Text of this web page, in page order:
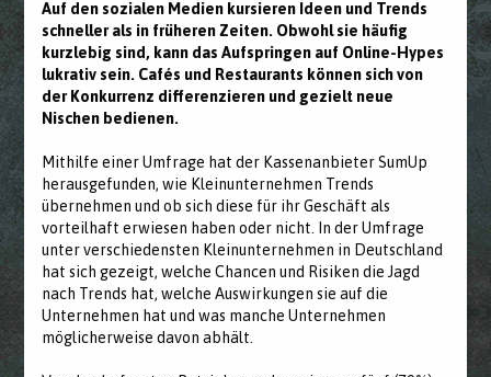
Auf den sozialen Medien kursieren Ideen und Trends
schneller als in früheren Zeiten. Obwohl sie häufig
kurzlebig sind, kann das Aufspringen auf Online-Hypes
lukrativ sein. Cafés und Restaurants können sich von
der Konkurrenz differenzieren und gezielt neue
Nischen bedienen.
Mithilfe einer Umfrage hat der Kassenanbieter SumUp
herausgefunden, wie Kleinunternehmen Trends
übernehmen und ob sich diese für ihr Geschäft als
vorteilhaft erwiesen haben oder nicht. In der Umfrage
unter verschiedensten Kleinunternehmen in Deutschland
hat sich gezeigt, welche Chancen und Risiken die Jagd
nach Trends hat, welche Auswirkungen sie auf die
Unternehmen hat und was manche Unternehmen
möglicherweise davon abhält.